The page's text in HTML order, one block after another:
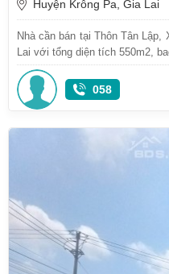
Huyện Krông Pa, Gia Lai
Nhà cần bán tại Thôn Tân
Lai với tổng diện tích 550m2,
058